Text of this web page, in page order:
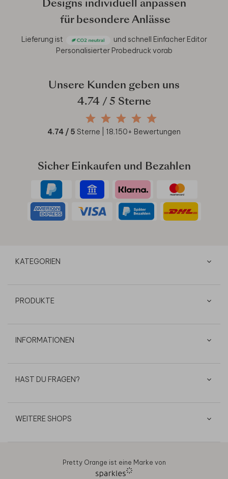
Designs individuell anpassen
für besondere Anlässe
Lieferung ist und schnell Einfacher Editor
Personalisierter Probedruck vorab
Unsere Kunden geben uns
4.74/ 5 Sterne
4.74 / 5 Sterne | 18.150+ Bewertungen
Sicher Einkaufen und Bezahlen
KATEGORIEN
PRODUKTE
INFORMATIONEN
HAST DU FRAGEN?
WEITERE SHOPS
Pretty Orange ist eine Marke von